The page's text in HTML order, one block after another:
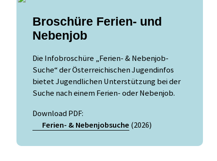
Broschüre Ferien- und
Nebenjob
Die Infobroschüre „Ferien- & Nebenjob-
Suche“ der Österreichischen Jugendinfos
bietet Jugendlichen Unterstützung bei der
Suche nach einem Ferien- oder Nebenjob.
Download PDF:
Ferien- & Nebenjobsuche (2026)